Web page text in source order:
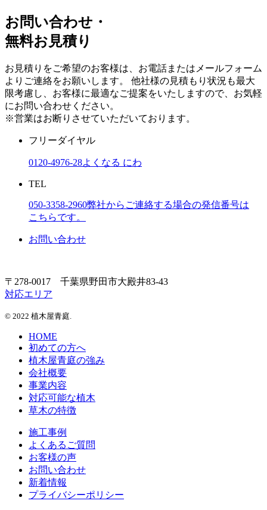
お問い合わせ・
無料お見積り
お見積りをご希望のお客様は、お電話またはメールフォーム
よりご連絡をお願いします。 他社様の見積もり状況も最大
限考慮し、お客様に最適なご提案をいたしますので、お気軽
にお問い合わせください。
※営業はお断りさせていただいております。
フリーダイヤル
0120-4976-28よくなる にわ
TEL
050-3358-2960弊社からご連絡する場合の発信番号は
こちらです。
お問い合わせ
〒278-0017 千葉県野田市大殿井83-43
対応エリア
© 2022 植木屋青庭.
HOME
初めての方へ
植木屋青庭の強み
会社概要
事業内容
対応可能な植木
草木の特徴
施工事例
よくあるご質問
お客様の声
お問い合わせ
新着情報
プライバシーポリシー